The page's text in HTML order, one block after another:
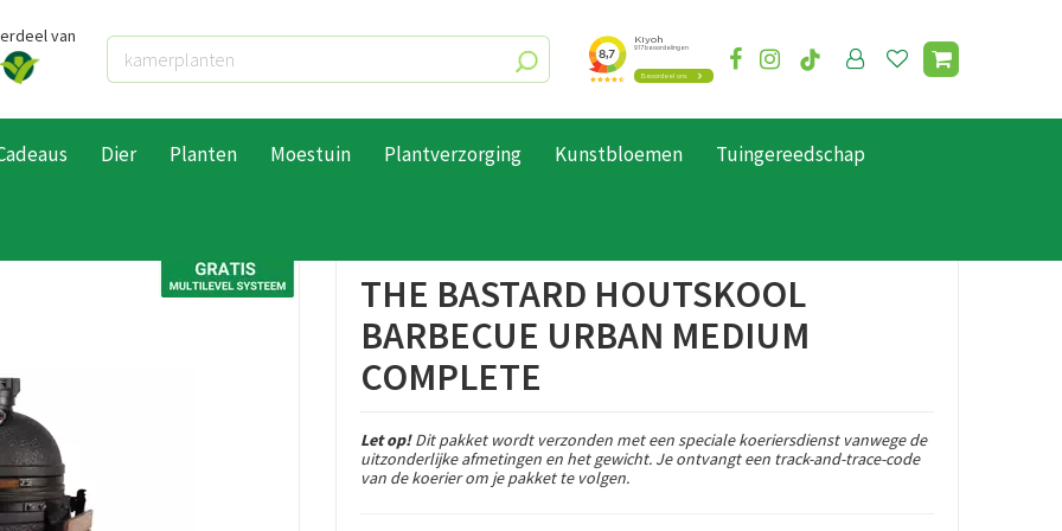
van
Dier Planten Moestuin Plantverzorging Kunstbloemen Tuingereedschap
THE BASTARD HOUTSKOOL
BARBECUE URBAN MEDIUM
COMPLETE
Let op!Dit pakket wordt verzonden met een speciale koeriersdienst vanwege de
uitzonderlijke afmetingen en het gewicht. Je ontvangt een track-and-trace-code
van de koerier om je pakket te volgen.